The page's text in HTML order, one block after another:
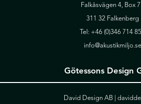
Falkåsvägen 4, Box
311 32 Falkenberg
Tel: +46 (0)346 714
info@akustikmiljo.se
Götessons Design
David Design AB |